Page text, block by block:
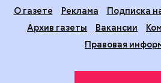
О газете Реклама
Подписка
Архив газеты
Вакансии
Правовая